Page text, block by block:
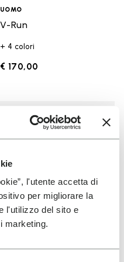
l'utente accetta di
per migliorare la
l'utilizzo del sito e
marketing.
UOMO
V-Run
+ 4 colori
€ 170,00
Add